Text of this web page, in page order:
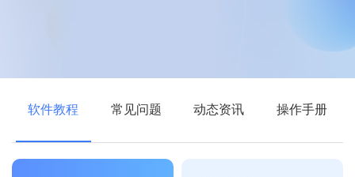
软件教程 常见问题 动态资讯 操作手册